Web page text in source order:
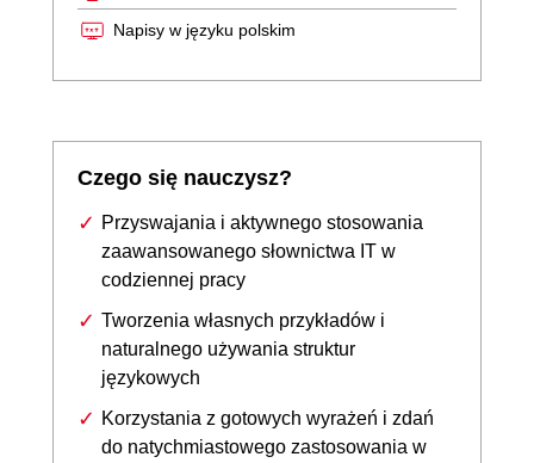
Napisy w języku polskim
Czego się nauczysz?
Przyswajania i aktywnego stosowania
zaawansowanego słownictwa IT w
codziennej pracy
Tworzenia własnych przykładów i
naturalnego używania struktur
językowych
Korzystania z gotowych wyrażeń i zdań
do natychmiastowego zastosowania w